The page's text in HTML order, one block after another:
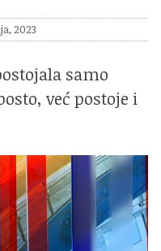
2023
samo
već postoje i